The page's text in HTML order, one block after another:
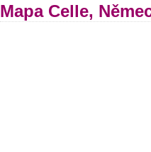
Mapa Celle,